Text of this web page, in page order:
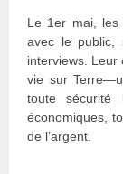
Le 1er mai, les
avec le public,
interviews. Leur
vie sur
toute sécurité
économiques,
de l’argent.